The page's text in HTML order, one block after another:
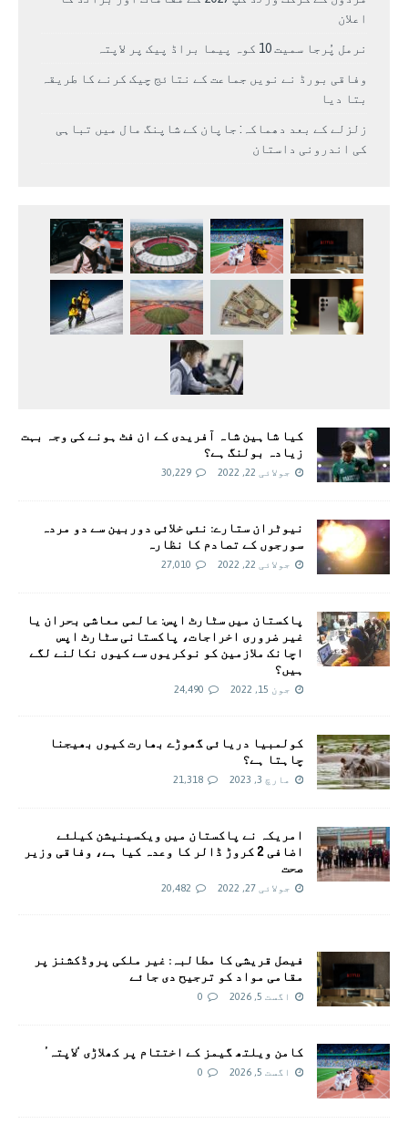
اعلان
نرمل پُرجا سمیت 10 کوہ پیما براڈ پیک پر لاپتہ
وفاقی بورڈ نے نویں جماعت کے نتائج چیک کرنے کا طریقہ
بتا دیا
زلزلے کے بعد دھماکہ: جاپان کے شاپنگ مال میں تباہی
کی اندرونی داستان
کیا شاہین شاہ آفریدی کے ان فٹ ہونے کی وجہ بہت
زیادہ بولنگ ہے؟
جولائی 22, 2022 30,229
نیوٹران ستارے: نئی خلائی دوربین سے دو مردہ
سورجوں کے تصادم کا نظارہ
جولائی 22, 2022 27,010
پاکستان میں سٹارٹ اپس: عالمی معاشی بحران یا
غیر ضروری اخراجات، پاکستانی سٹارٹ اپس
اچانک ملازمین کو نوکریوں سے کیوں نکالنے لگے
ہیں؟
جون 15, 2022 24,490
کولمبیا دریائی گھوڑے بھارت کیوں بھیجنا
چاہتا ہے؟
مارچ 3, 2023 21,318
امريکہ نے پاکستان میں ویکسینیشن کیلئے
اضافی 2 کروڑ ڈالر کا وعدہ کیا ہے، وفاقی وزیر
صحت
جولائی 27, 2022 20,482
فیصل قریشی کا مطالبہ: غیر ملکی پروڈکشنز پر
مقامی مواد کو ترجیح دی جائے
اگست 5, 2026 0
کامن ویلتھ گیمز کے اختتام پر کھلاڑی ‘لاپتہ’
اگست 5, 2026 0